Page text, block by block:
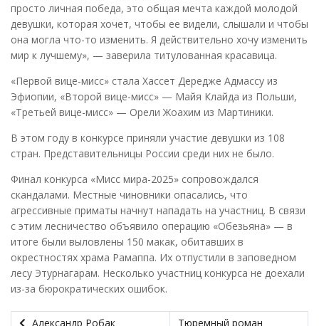
просто личная победа, это общая мечта каждой молодой
девушки, которая хочет, чтобы ее видели, слышали и чтобы
она могла что-то изменить. Я действительно хочу изменить
мир к лучшему», — заверила титулованная красавица.
«Первой вице-мисс» стала Хассет Дередже Адмассу из
Эфиопии, «Второй вице-мисс» — Майя Клайда из Польши,
«Третьей вице-мисс» — Орели Жоахим из Мартиники.
В этом году в конкурсе приняли участие девушки из 108
стран. Представительницы России среди них не было.
Финал конкурса «Мисс мира-2025» сопровождался
скандалами. Местные чиновники опасались, что
агрессивные приматы начнут нападать на участниц. В связи
с этим лесничество объявило операцию «Обезьяна» — в
итоге были выловлены 150 макак, обитавших в
окрестностях храма Рамаппа. Их отпустили в заповедном
лесу Этурнагарам. Несколько участниц конкурса не доехали
из-за бюрократических ошибок.
Александр Робак Тюремный роман